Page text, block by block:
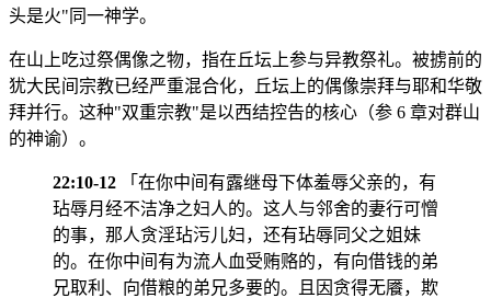
头是火"同一神学。
在山上吃过祭偶像之物，指在丘坛上参与异教祭礼。被掳前的
犹大民间宗教已经严重混合化，丘坛上的偶像崇拜与耶和华敬
拜并行。这种"双重宗教"是以西结控告的核心（参 6 章对群山
的神谕）。
22:10-12 「在你中间有露继母下体羞辱父亲的，有
玷辱月经不洁净之妇人的。这人与邻舍的妻行可憎
的事，那人贪淫玷污儿妇，还有玷辱同父之姐妹
的。在你中间有为流人血受贿赂的，有向借钱的弟
兄取利、向借粮的弟兄多要的。且因贪得无餍，欺